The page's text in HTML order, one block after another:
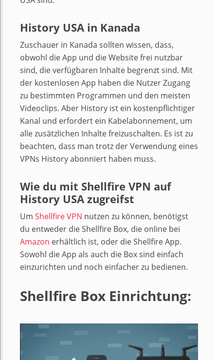
History USA in Kanada
Zuschauer in Kanada sollten wissen, dass,
obwohl die App und die Website frei nutzbar
sind, die verfügbaren Inhalte begrenzt sind. Mit
der kostenlosen App haben die Nutzer Zugang
zu bestimmten Programmen und den meisten
Videoclips. Aber History ist ein kostenpflichtiger
Kanal und erfordert ein Kabelabonnement, um
alle zusätzlichen Inhalte freizuschalten. Es ist zu
beachten, dass man trotz der Verwendung eines
VPNs History abonniert haben muss.
Wie du mit Shellfire VPN auf
History USA zugreifst
Um Shellfire VPN nutzen zu können, benötigst
du entweder die Shellfire Box, die online bei
Amazon erhältlich ist, oder die Shellfire App.
Sowohl die App als auch die Box sind einfach
einzurichten und noch einfacher zu bedienen.
Shellfire Box Einrichtung: